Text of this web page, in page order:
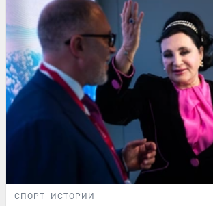
СПОРТ ИСТОРИИ